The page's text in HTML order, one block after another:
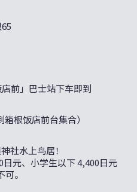
前」巴士站下车即到
根饭店前台集合）
社水上鸟居！
元、小学生以下 4,400日元
。